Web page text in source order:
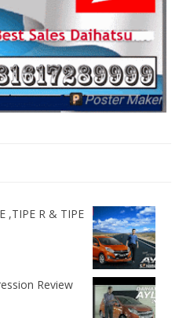
,TIPE R & TIPE
Review